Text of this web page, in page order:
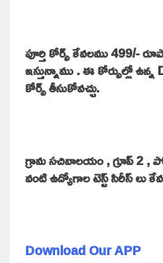
పూర్తి కోర్స్ కేవలము 499/-
ఇస్తున్నాము . ఈ కోర్సుల్లో
కోర్స్ తీసుకోవచ్చు.
గ్రామ సచివాలయం , గ్రూప్ 2
వంటి ఉద్యోగాల టెస్ట్ సిరీస్ లు
Download Our APP